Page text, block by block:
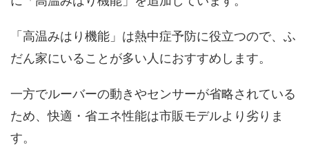
「高温みはり機能」は熱中症予防に役立つので、ふ
だん家にいることが多い人におすすめします。
一方でルーバーの動きやセンサーが省略されている
ため、快適・省エネ性能は市販モデルより劣りま
す。